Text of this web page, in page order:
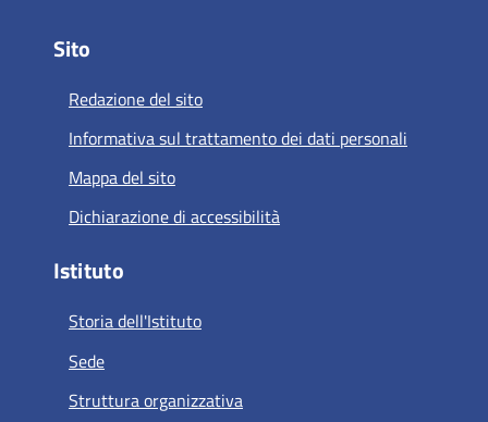
Sito
Redazione del sito
Informativa sul trattamento dei dati personali
Mappa del sito
Dichiarazione di accessibilità
Istituto
Storia dell'Istituto
Sede
Struttura organizzativa